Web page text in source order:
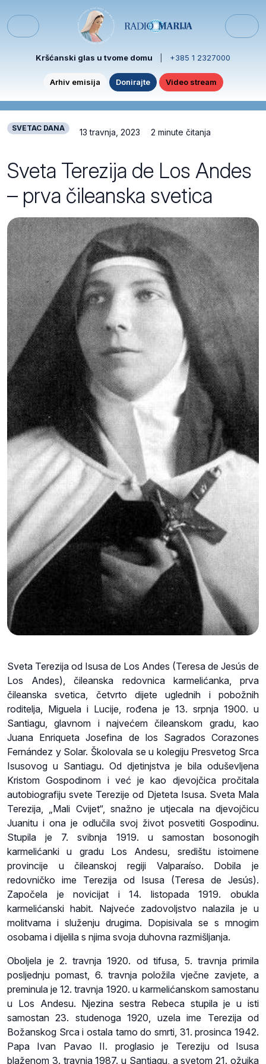
Menu
Kršćanski glas u tvome domu +385 1 2327000
Arhiv emisija Donirajte Video stream
SVETAC DANA 13 travnja, 2023 2 minute čitanja
Sveta Terezija de Los Andes
– prva čileanska svetica
Sveta Terezija od Isusa de Los Andes (Teresa de Jesús de
Los Andes), čileanska redovnica karmelićanka, prva
čileanska svetica, četvrto dijete uglednih i pobožnih
roditelja, Miguela i Lucije, rođena je 13. srpnja 1900. u
Santiagu, glavnom i najvećem čileanskom gradu, kao
Juana Enriqueta Josefina de los Sagrados Corazones
Fernández y Solar. Školovala se u kolegiju Presvetog Srca
Isusovog u Santiagu. Od djetinjstva je bila oduševljena
Kristom Gospodinom i već je kao djevojčica pročitala
autobiografiju svete Terezije od Djeteta Isusa. Sveta Mala
Terezija, „Mali Cvijet“, snažno je utjecala na djevojčicu
Juanitu i ona je odlučila svoj život posvetiti Gospodinu.
Stupila je 7. svibnja 1919. u samostan bosonogih
karmelićanki u gradu Los Andesu, središtu istoimene
provincije u čileanskoj regiji Valparaíso. Dobila je
redovničko ime Terezija od Isusa (Teresa de Jesús).
Započela je novicijat i 14. listopada 1919. obukla
karmelićanski habit. Najveće zadovoljstvo nalazila je u
molitvama i služenju drugima. Dopisivala se s mnogim
osobama i dijelila s njima svoja duhovna razmišljanja.
Oboljela je 2. travnja 1920. od tifusa, 5. travnja primila
posljednju pomast, 6. travnja položila vječne zavjete, a
preminula je 12. travnja 1920. u karmelićanskom samostanu
u Los Andesu. Njezina sestra Rebeca stupila je u isti
samostan 23. studenoga 1920, uzela ime Terezija od
Božanskog Srca i ostala tamo do smrti, 31. prosinca 1942.
Papa Ivan Pavao II. proglasio je Tereziju od Isusa
blaženom 3. travnja 1987. u Santiagu, a svetom 21. ožujka